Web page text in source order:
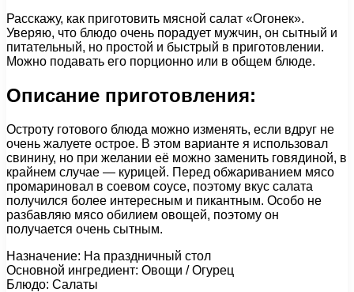
Расскажу, как приготовить мясной салат «Огонек».
Уверяю, что блюдо очень порадует мужчин, он сытный и
питательный, но простой и быстрый в приготовлении.
Можно подавать его порционно или в общем блюде.
Описание приготовления:
Остроту готового блюда можно изменять, если вдруг не
очень жалуете острое. В этом варианте я использовал
свинину, но при желании её можно заменить говядиной, в
крайнем случае — курицей. Перед обжариванием мясо
промариновал в соевом соусе, поэтому вкус салата
получился более интересным и пикантным. Особо не
разбавляю мясо обилием овощей, поэтому он
получается очень сытным.
Назначение: На праздничный стол
Основной ингредиент: Овощи / Огурец
Блюдо: Салаты